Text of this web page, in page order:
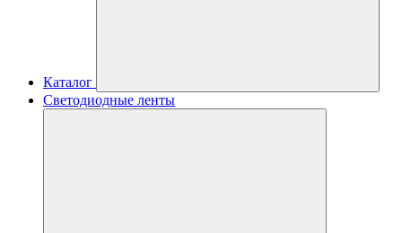
Каталог
Светодиодные ленты